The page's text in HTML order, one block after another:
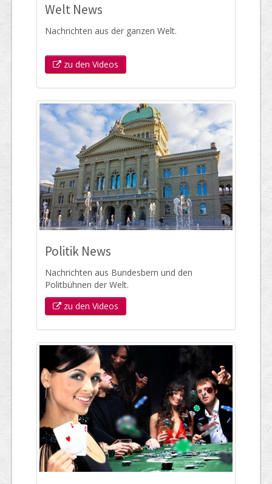
Welt News
Nachrichten aus der ganzen Welt.
zu den Videos
Politik News
Nachrichten aus Bundesbern und den
Politbühnen der Welt.
zu den Videos